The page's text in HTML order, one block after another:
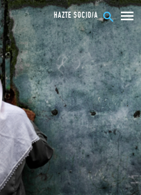
HAZTE SOCIO/A